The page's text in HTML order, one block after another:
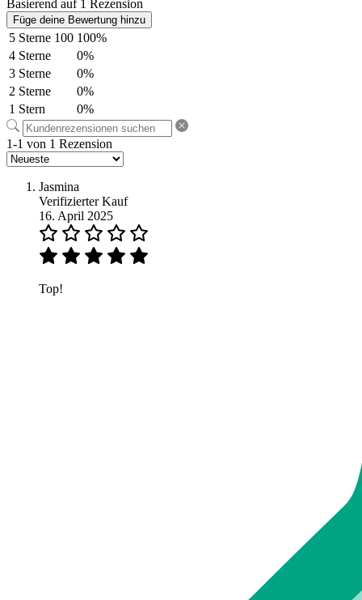
Basierend auf 1 Rezension
Füge deine Bewertung hinzu
5 Sterne 100 100%
4 Sterne
0%
3 Sterne
0%
2 Sterne
0%
1 Stern
0%
1-1 von 1 Rezension
Jasmina
Verifizierter Kauf
16. April 2025
Top!